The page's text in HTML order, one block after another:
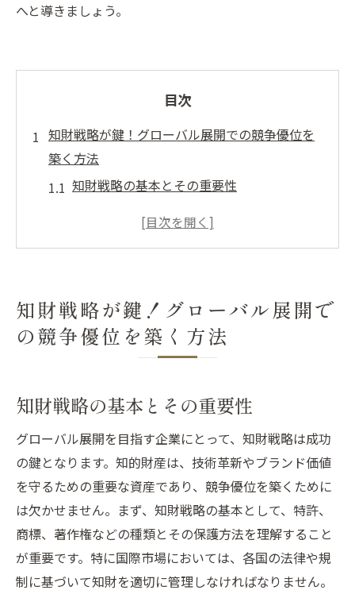
へと導きましょう。
目次
知財戦略が鍵！グローバル展開での競争優位を
築く方法
知財戦略の基本とその重要性
国際市場における知財の保護方法
実践的な知財戦略の導入ステップ
成功への第一歩：知財戦略でグローバル市場を
競争優位を築くための知財戦略
知財を活用した市場参入の成功例
知財戦略の計画と実行の具体例
知財管理でコストを抑える方法
知財戦略の見直しと改善ポイント
知財を活用したグローバル展開の実践法と成功
事例
知財戦略が鍵！グローバル展開で
の競争優位を築く方法
知財戦略の基本とその重要性
グローバル展開を目指す企業にとって、知財戦略は成功
の鍵となります。知的財産は、技術革新やブランド価値
を守るための重要な資産であり、競争優位を築くために
は欠かせません。まず、知財戦略の基本として、特許、
商標、著作権などの種類とその保護方法を理解すること
が重要です。特に国際市場においては、各国の法律や規
制に基づいて知財を適切に管理しなければなりません。